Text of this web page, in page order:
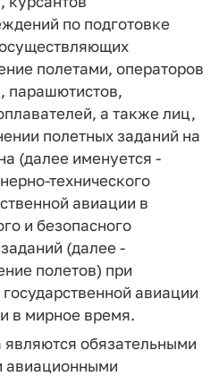
по подготовке
полетами, операторов
парашютистов,
а также лиц,
полетных заданий на
(далее именуется -
технического
авиации в
и безопасного
(далее -
полетов) при
авиации
в мирное время.
обязательными
авиационными